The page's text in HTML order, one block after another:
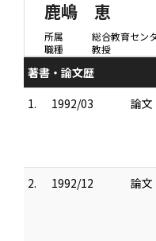
鹿嶋 恵
所属
総合教育セン
職種
教授
著書・論文歴
1.
1992/03 論文
2. 1992/12 論文